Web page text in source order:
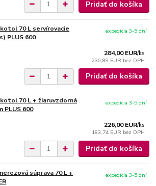
Pridať do košíka
70 L servírovacie
PLUS 600
284,00 EUR/ks
230,89 EUR bez DPH
expedícia 3-5 dní
Pridať do košíka
70 L + žiaruvzdorná
PLUS 600
226,00 EUR/ks
183,74 EUR bez DPH
expedícia 3-5 dní
Pridať do košíka
súprava 70 L +
expedícia 3-5 dní